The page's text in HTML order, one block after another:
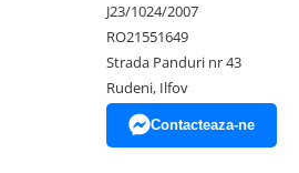
J23/1024/2007
RO21551649
Strada Panduri nr 43
Rudeni, Ilfov
Contacteaza-ne